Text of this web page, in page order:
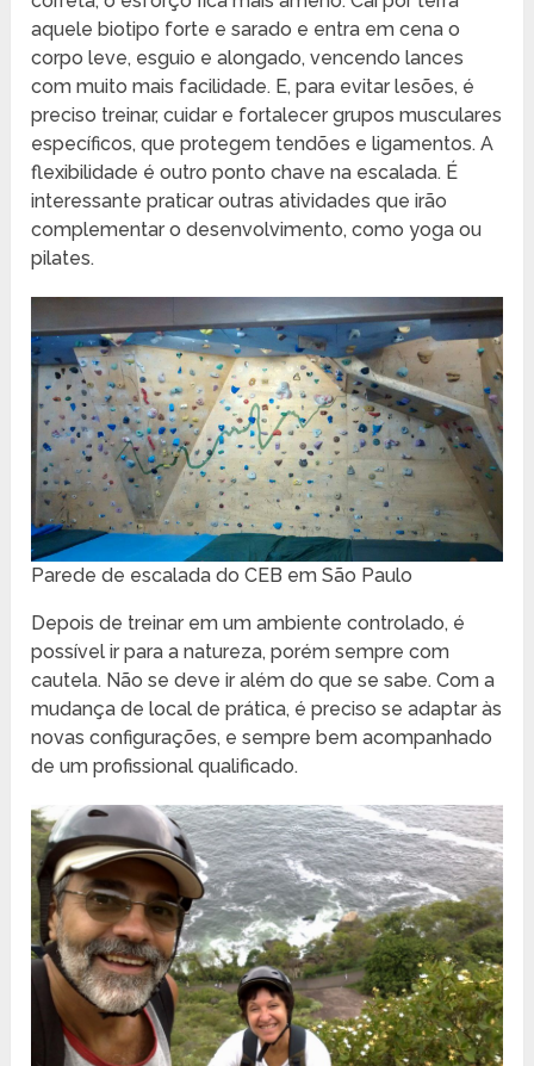
aquele biotipo forte e sarado e entra em cena o
corpo leve, esguio e alongado, vencendo lances
com muito mais facilidade. E, para evitar lesões, é
preciso treinar, cuidar e fortalecer grupos musculares
específicos, que protegem tendões e ligamentos. A
flexibilidade é outro ponto chave na escalada. É
interessante praticar outras atividades que irão
complementar o desenvolvimento, como yoga ou
pilates.
Parede de escalada do CEB em São Paulo
Depois de treinar em um ambiente controlado, é
possível ir para a natureza, porém sempre com
cautela. Não se deve ir além do que se sabe. Com a
mudança de local de prática, é preciso se adaptar às
novas configurações, e sempre bem acompanhado
de um profissional qualificado.